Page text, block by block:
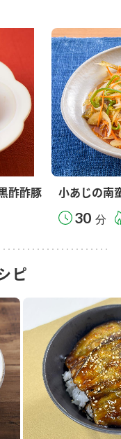
酢酢豚 小あじの南
30 分
ピ